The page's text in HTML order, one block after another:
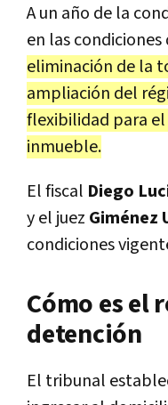
A un año de la
en las
eliminación de la
ampliación del
flexibilidad para
inmueble.
El fiscal Diego
y el juez Giménez
condiciones
Cómo es el
detención
El tribunal